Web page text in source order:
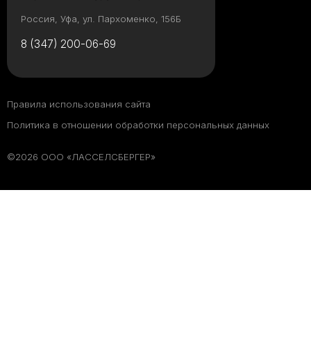
Россия, Уфа, ул. Пархоменко, 156Б
8 (347) 200-06-69
©2026 ООО «ЛАССЕЛСБЕРГЕР»
Правила использования сайта
Политика в отношении обработки персональных данных